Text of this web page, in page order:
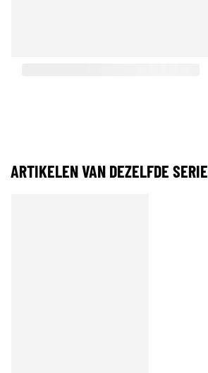
ARTIKELEN VAN DEZELFDE SERIE